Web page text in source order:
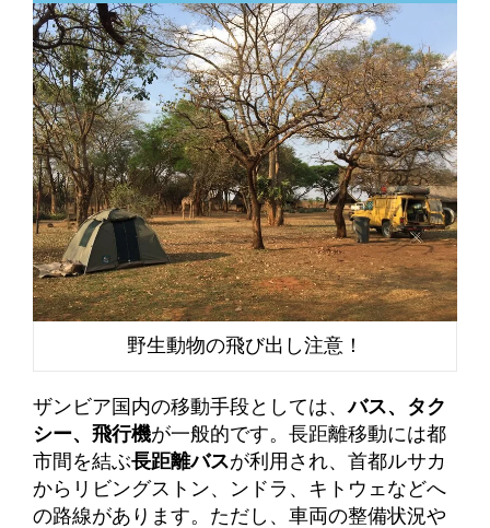
野生動物の飛び出し注意！
ザンビア国内の移動手段としては、バス、タク
シー、飛行機が一般的です。長距離移動には都
市間を結ぶ長距離バスが利用され、首都ルサカ
からリビングストン、ンドラ、キトウェなどへ
の路線があります。ただし、車両の整備状況や